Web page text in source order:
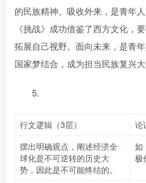
的民族精神。吸收外来，是青年
《挑战》成功借鉴了西方文化，
拓展自己视野。面向未来，是青
国家梦结合，成为担当民族复兴大
5.
行文逻辑（3层）
论
摆出明确观点，阐述经济全
球化是不可逆转的历史大
势，因此是不可能终结的。
如
极